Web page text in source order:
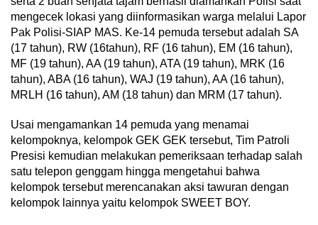
mengecek lokasi yang diinformasikan warga melalui Lapor
Pak Polisi-SIAP MAS. Ke-14 pemuda tersebut adalah SA
(17 tahun), RW (16tahun), RF (16 tahun), EM (16 tahun),
MF (19 tahun), AA (19 tahun), ATA (19 tahun), MRK (16
tahun), ABA (16 tahun), WAJ (19 tahun), AA (16 tahun),
MRLH (16 tahun), AM (18 tahun) dan MRM (17 tahun).
Usai mengamankan 14 pemuda yang menamai
kelompoknya, kelompok GEK GEK tersebut, Tim Patroli
Presisi kemudian melakukan pemeriksaan terhadap salah
satu telepon genggam hingga mengetahui bahwa
kelompok tersebut merencanakan aksi tawuran dengan
kelompok lainnya yaitu kelompok SWEET BOY.